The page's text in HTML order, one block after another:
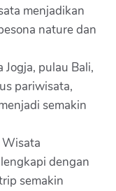
menjadikan
nature dan
pulau Bali,
pariwisata,
semakin
Wisata
dengan
semakin